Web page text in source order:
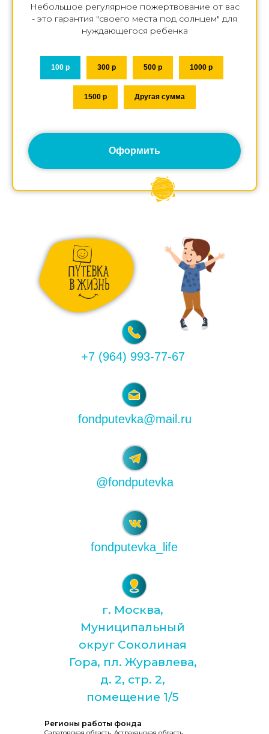
Небольшое регулярное пожертвование от вас
- это гарантия "своего места под солнцем" для
нуждающегося ребенка
100 р 300 р 500 р 1000 р
1500 р Другая сумма
Оформить
+7 (964) 993-77-67
fondputevka@mail.ru
г. Москва,
Муниципальный
округ Соколиная
Гора, пл. Журавлева,
д. 2, стр. 2,
помещение 1/5
Регионы работы фонда
Саратовская область, Астраханская область,
@fondputevka
fondputevka_life